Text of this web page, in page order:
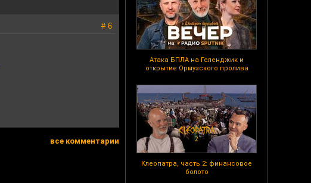
Атака БПЛА на Геленджик и
открытие Ормузского пролива
Клеопатра, часть 2: финансовое
болото
# 6
все комментарии